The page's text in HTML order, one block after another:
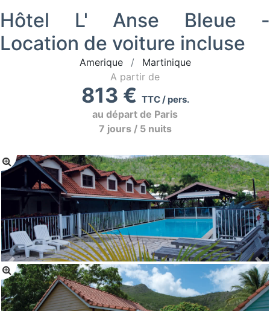
Hôtel L' Anse Bleue -
Location de voiture incluse
Amerique
Martinique
A partir de
813 € TTC / pers.
au départ de Paris
7 jours / 5 nuits